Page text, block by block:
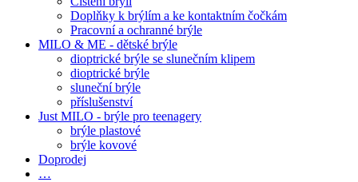
Doplňky k brýlím a ke kontaktním čočkám
Pracovní a ochranné brýle
MILO & ME - dětské brýle
dioptrické brýle se slunečním klipem
dioptrické brýle
sluneční brýle
příslušenství
Just MILO - brýle pro teenagery
brýle plastové
brýle kovové
Doprodej
…